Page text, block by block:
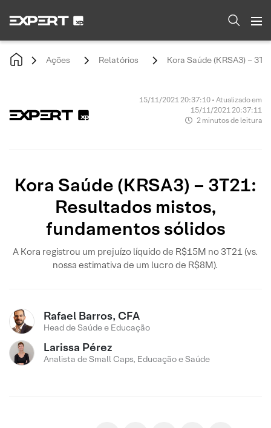
Ações Relatórios Kora Saúde (KRSA3) –
15/11/2021 20:37:10 • Atualizado em
15/11/2021 20:37:11
2 minutos de leitura
Kora Saúde (KRSA3) – 3T21:
Resultados mistos,
fundamentos sólidos
A Kora registrou um prejuízo líquido de R$15M no 3T21 (vs.
nossa estimativa de um lucro de R$8M).
Rafael Barros, CFA
Head de Saúde e Educação
Larissa Pérez
Analista de Small Caps, Educação e Saúde